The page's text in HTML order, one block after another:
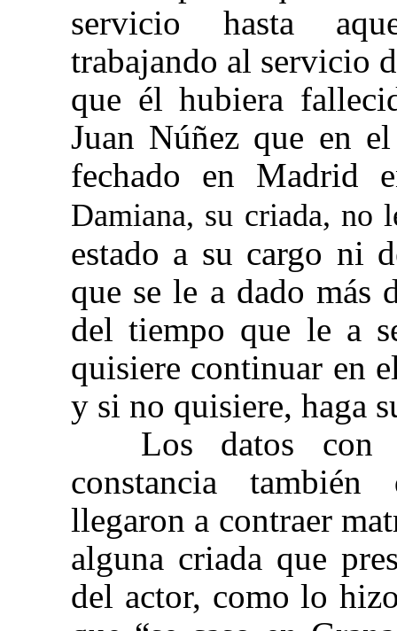
servicio hasta
trabajando al servicio
que él hubiera
Juan Núñez que en
fechado en Madrid
Damiana, su criada, no
estado a su cargo ni
que se le a dado más
del tiempo que le a
quisiere continuar en
y si no quisiere, haga
Los datos con
constancia
llegaron a contraer
alguna criada que
del actor, como lo